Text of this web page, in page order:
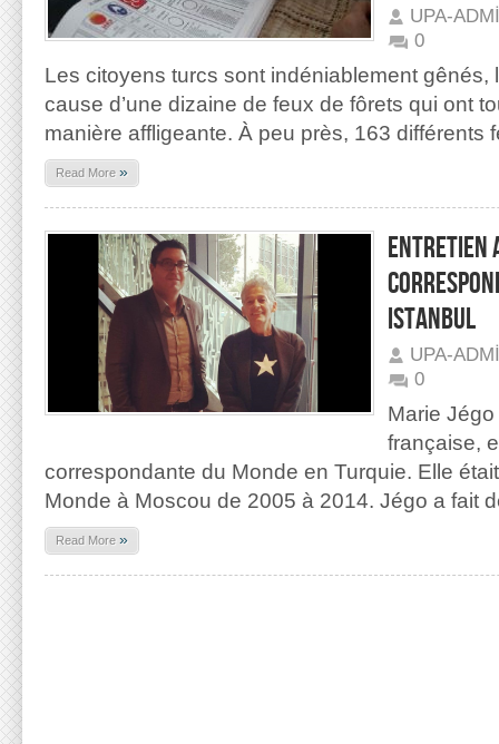
UPA-
0
Les citoyens turcs sont indéniablement gênés,
cause d’une dizaine de feux de fôrets qui ont
manière affligeante. À peu près, 163 différents
Read More »
ENTRETIEN
ISTANBUL
UPA-
0
Marie
française,
correspondante du Monde en Turquie. Elle
Monde à Moscou de 2005 à 2014. Jégo a fait
Read More »